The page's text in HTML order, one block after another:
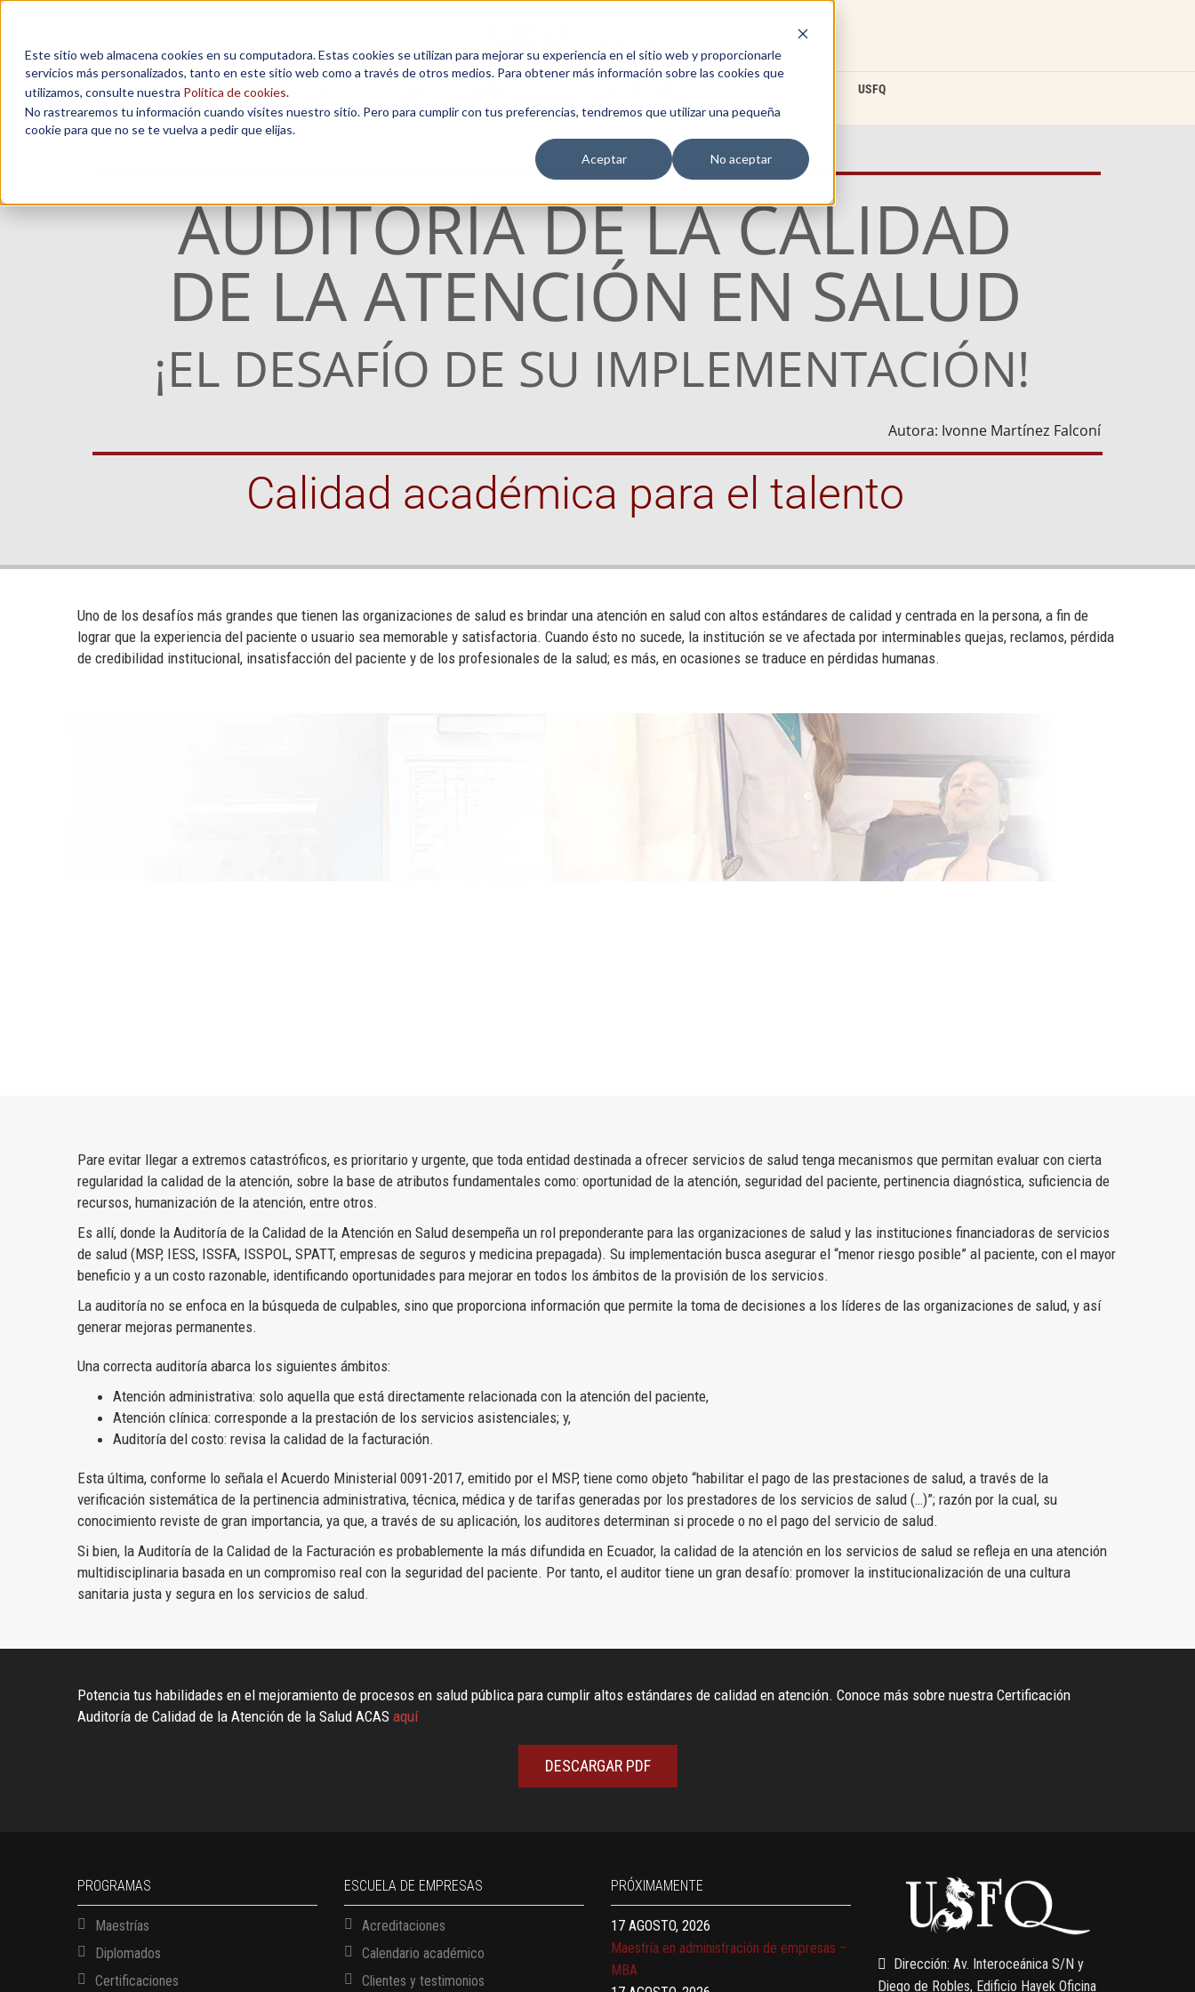
Este sitio web almacena cookies en su computadora. Estas cookies se utilizan para mejorar su experiencia en el sitio web y proporcionarle
servicios más personalizados, tanto en este sitio web como a través de otros medios. Para obtener más información sobre las cookies que
utilizamos, consulte nuestra Política de cookies.
No rastrearemos tu información cuando visites nuestro sitio. Pero para cumplir con tus preferencias, tendremos que utilizar una pequeña
cookie para que no se te vuelva a pedir que elijas.
Aceptar
No aceptar
USFQ
AUDITORÍA DE LA CALIDAD
DE LA ATENCIÓN EN SALUD
Autora: Ivonne Martínez Falconí
Calidad académica para el talento
¡EL DESAFÍO DE SU IMPLEMENTACIÓN!
Uno de los desafíos más grandes que tienen las organizaciones de salud es brindar una atención en salud con altos estándares de calidad y centrada en la persona, a fin de
lograr que la experiencia del paciente o usuario sea memorable y satisfactoria. Cuando ésto no sucede, la institución se ve afectada por interminables quejas, reclamos, pérdida
de credibilidad institucional, insatisfacción del paciente y de los profesionales de la salud; es más, en ocasiones se traduce en pérdidas humanas.
Pare evitar llegar a extremos catastróficos, es prioritario y urgente, que toda entidad destinada a ofrecer servicios de salud tenga mecanismos que permitan evaluar con cierta
regularidad la calidad de la atención, sobre la base de atributos fundamentales como: oportunidad de la atención, seguridad del paciente, pertinencia diagnóstica, suficiencia de
recursos, humanización de la atención, entre otros.
Es allí, donde la Auditoría de la Calidad de la Atención en Salud desempeña un rol preponderante para las organizaciones de salud y las instituciones financiadoras de servicios
de salud (MSP, IESS, ISSFA, ISSPOL, SPATT, empresas de seguros y medicina prepagada). Su implementación busca asegurar el “menor riesgo posible” al paciente, con el mayor
beneficio y a un costo razonable, identificando oportunidades para mejorar en todos los ámbitos de la provisión de los servicios.
La auditoría no se enfoca en la búsqueda de culpables, sino que proporciona información que permite la toma de decisiones a los líderes de las organizaciones de salud, y así
generar mejoras permanentes.
Una correcta auditoría abarca los siguientes ámbitos:
Atención administrativa: solo aquella que está directamente relacionada con la atención del paciente,
Atención clínica: corresponde a la prestación de los servicios asistenciales; y,
Auditoría del costo: revisa la calidad de la facturación.
Esta última, conforme lo señala el Acuerdo Ministerial 0091-2017, emitido por el MSP, tiene como objeto “habilitar el pago de las prestaciones de salud, a través de la
verificación sistemática de la pertinencia administrativa, técnica, médica y de tarifas generadas por los prestadores de los servicios de salud (…)”; razón por la cual, su
conocimiento reviste de gran importancia, ya que, a través de su aplicación, los auditores determinan si procede o no el pago del servicio de salud.
Si bien, la Auditoría de la Calidad de la Facturación es probablemente la más difundida en Ecuador, la calidad de la atención en los servicios de salud se refleja en una atención
multidisciplinaria basada en un compromiso real con la seguridad del paciente. Por tanto, el auditor tiene un gran desafío: promover la institucionalización de una cultura
sanitaria justa y segura en los servicios de salud.
Potencia tus habilidades en el mejoramiento de procesos en salud pública para cumplir altos estándares de calidad en atención. Conoce más sobre nuestra Certificación
Auditoría de Calidad de la Atención de la Salud ACAS aquí
DESCARGAR PDF
PROGRAMAS
Maestrías
Diplomados
Certificaciones
ESCUELA DE EMPRESAS
Acreditaciones
Calendario académico
Clientes y testimonios
PRÓXIMAMENTE
Gerencia de empresas familiares
17 AGOSTO, 2026
Maestría en administración de empresas –
MBA
17 AGOSTO, 2026
Dirección: Av. Interoceánica S/N y
Diego de Robles, Edificio Hayek Oficina